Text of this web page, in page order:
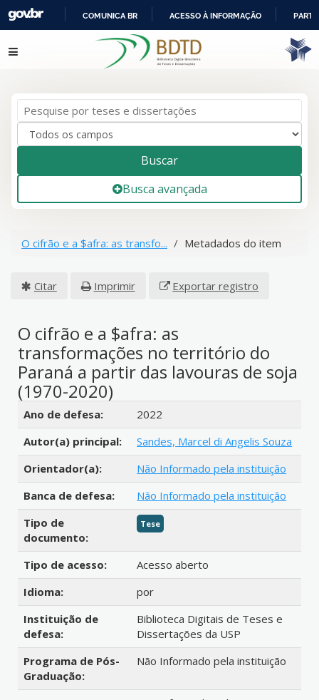
IR
PARA
COMUNICA BR ACESSO À INFORMAÇÃO
Pular para o conteúdo
Buscar
Busca avançada
O cifrão e a $afra: as transfo... Metadados do item
Citar Imprimir Exportar registro
O cifrão e a $afra: as
transformações no território do
Paraná a partir das lavouras de soja
(1970-2020)
Detalhes bibliográficos
Ano de defesa:
2022
Autor(a) principal:
Sandes, Marcel di Angelis Souza
Orientador(a):
Não Informado pela instituição
Banca de defesa:
Não Informado pela instituição
Tipo de
documento:
Tese
Tipo de acesso:
Acesso aberto
Idioma:
por
Instituição de
defesa:
Biblioteca Digitais de Teses e
Dissertações da USP
Programa de Pós-
Graduação:
Não Informado pela instituição